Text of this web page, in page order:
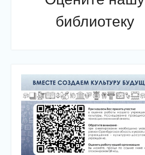
библиотеку